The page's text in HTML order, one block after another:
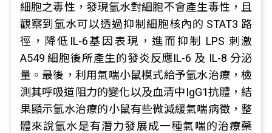
細胞之毒性，發現氫水對細胞不會產生毒性，且
觀察到氫水可以透過抑制細胞核內的 STAT3 路
徑，降低IL-6基因表現，進而抑制 LPS 刺激
A549 細胞後所產生的發炎反應IL-6 及 IL-8 分泌
量。最後，利用氣喘小鼠模式給予氫水治療，檢
測其呼吸道阻力的變化以及血清中IgG1抗體，結
果顯示氫水治療的小鼠有些微減緩氣喘病徵，整
體來說氫水是有潛力發展成一種氣喘的治療藥